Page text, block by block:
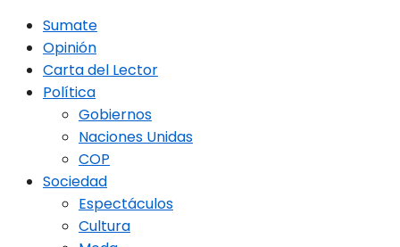
Sumate
Opinión
Carta del Lector
Política
Gobiernos
Naciones Unidas
COP
Sociedad
Espectáculos
Cultura